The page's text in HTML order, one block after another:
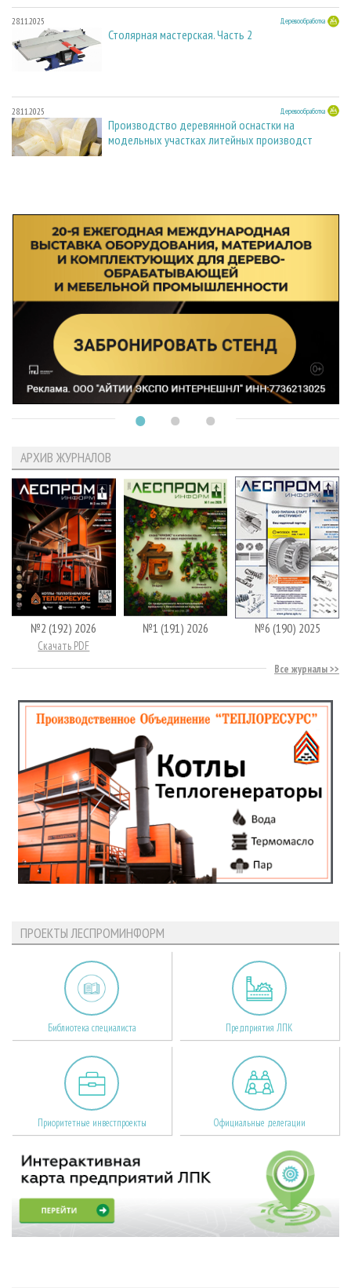
28.11.2025 Деревообработка
Столярная мастерская. Часть 2
28.11.2025 Деревообработка
Производство деревянной оснастки на
модельных участках литейных производст
АРХИВ ЖУРНАЛОВ
№2 (192) 2026
Скачать PDF
№1 (191) 2026 №6 (190) 2025
Все журналы
ПРОЕКТЫ ЛЕСПРОМИНФОРМ
Библиотека специалиста Предприятия ЛПК
Приоритетные инвестпроекты Официальные делегации